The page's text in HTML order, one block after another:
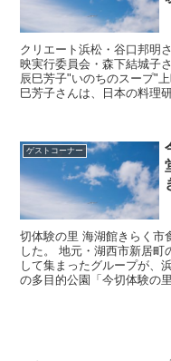
クリエート浜松・谷口邦明
映実行委員会・森下結城子
辰巳芳子"いのちのスープ"
巳芳子さんは、日本の料理
ゲストコーナー
切体験の里 海湖館きらく市
した。 地元・湖西市新居町
して集まったグループが、
の多目的公園「今切体験の